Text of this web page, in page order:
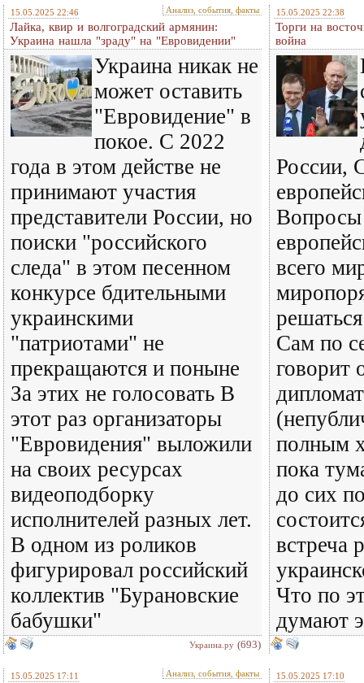
15.05.2025 22:46 Анализ, события, факты
Лайка, квир и волгоградский армянин:
Украина нашла "зраду" на "Евровидении"
Украина никак не
может оставить
"Евровидение" в
покое. С 2022
года в этом действе не
принимают участия
представители России, но
поиски "российского
следа" в этом песенном
конкурсе бдительными
украинскими
"патриотами" не
прекращаются и поныне
За этих не голосовать В
этот раз организаторы
"Евровидения" выложили
на своих ресурсах
видеоподборку
исполнителей разных лет.
В одном из роликов
фигурировал российский
коллектив "Бурановские
бабушки"
Украина.ру (693)
15.05.2025 22:38
Торги на
война
России,
Вопросы
всего
Сам по
говорит
полным
пока
до сих
встреча
Что по
думают
15.05.2025 17:11 Анализ, события, факты 15.05.2025 17:10